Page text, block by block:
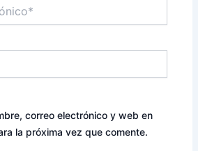
correo electrónico y web en
la próxima vez que comente.